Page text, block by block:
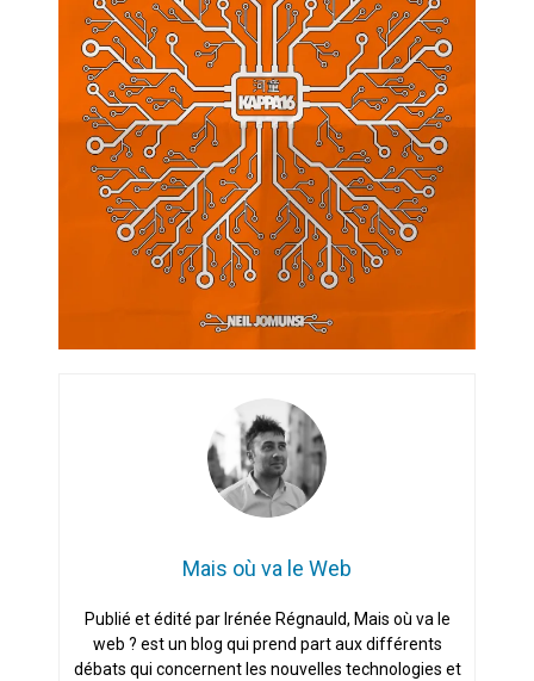
Mais où va le Web
Publié et édité par Irénée Régnauld, Mais où va le
web ? est un blog qui prend part aux différents
débats qui concernent les nouvelles technologies et